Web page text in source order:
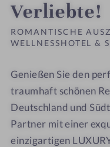
Verliebte!
ROMANTISCHE
WELLNESSHOTEL &
Genießen Sie den
traumhaft schönen
Deutschland und
Partner mit einer
einzigartigen